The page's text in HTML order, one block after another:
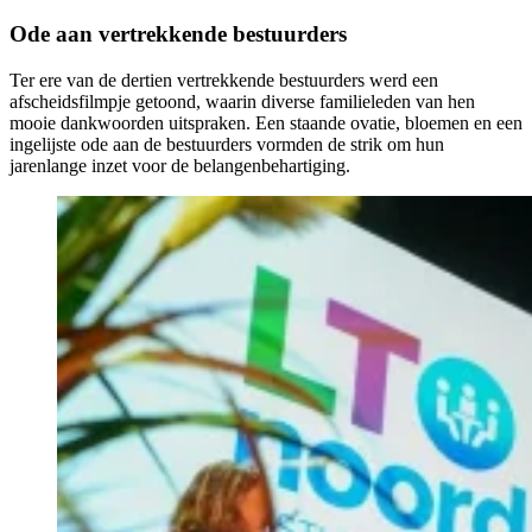
Ode aan vertrekkende bestuurders
Ter ere van de dertien vertrekkende bestuurders werd een
afscheidsfilmpje getoond, waarin diverse familieleden van hen
mooie dankwoorden uitspraken. Een staande ovatie, bloemen en een
ingelijste ode aan de bestuurders vormden de strik om hun
jarenlange inzet voor de belangenbehartiging.